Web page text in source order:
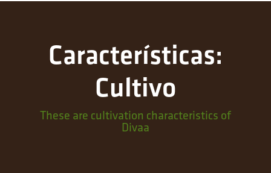
Características:
Cultivo
These are cultivation characteristics of
Divaa